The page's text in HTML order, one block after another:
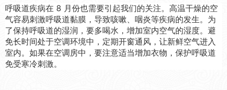
呼吸道疾病在 8 月份也需要引起我们的关注。高温干燥的空
气容易刺激呼吸道黏膜，导致咳嗽、咽炎等疾病的发生。为
了保持呼吸道的湿润，要多喝水，增加室内空气的湿度。避
免长时间处于空调环境中，定期开窗通风，让新鲜空气进入
室内。如果在空调房中，要注意适当增加衣物，保护呼吸道
免受寒冷刺激。